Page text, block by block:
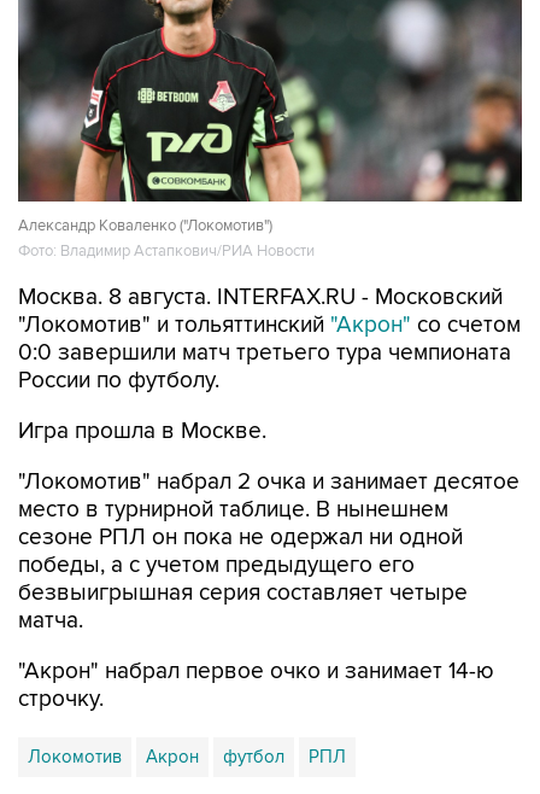
Александр Коваленко ("Локомотив")
Фото: Владимир Астапкович/РИА Новости
Москва. 8 августа. INTERFAX.RU - Московский
"Локомотив" и тольяттинский "Акрон" со счетом
0:0 завершили матч третьего тура чемпионата
России по футболу.
Игра прошла в Москве.
"Локомотив" набрал 2 очка и занимает десятое
место в турнирной таблице. В нынешнем
сезоне РПЛ он пока не одержал ни одной
победы, а с учетом предыдущего его
безвыигрышная серия составляет четыре
матча.
"Акрон" набрал первое очко и занимает 14-ю
строчку.
Локомотив Акрон футбол РПЛ